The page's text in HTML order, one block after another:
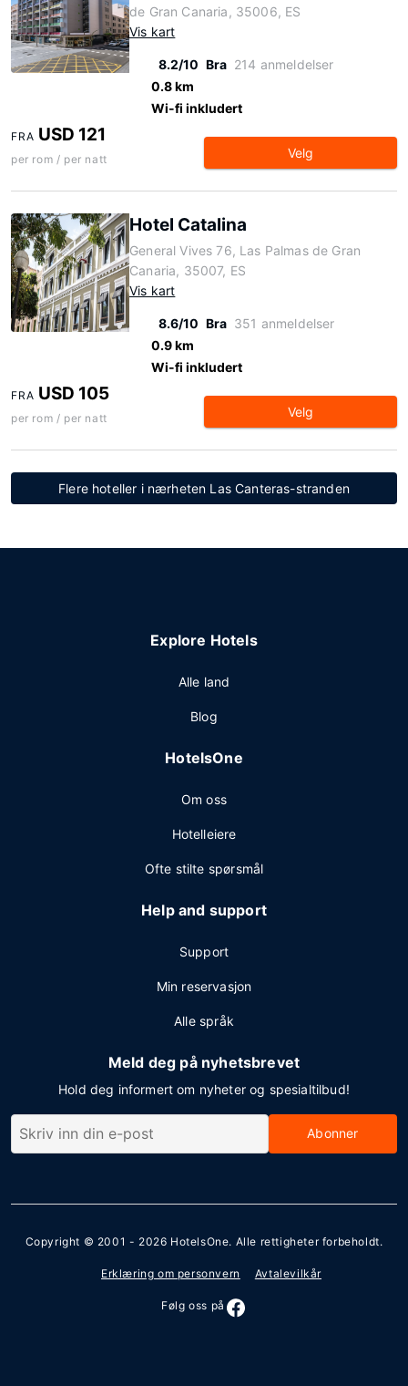
de Gran Canaria, 35006, ES
Vis kart
8.2/10 Bra 214 anmeldelser
0.8 km
Wi-fi inkludert
FRA USD 121
per rom / per natt Velg
Hotel Catalina
General Vives 76, Las Palmas de Gran
Canaria, 35007, ES
Vis kart
8.6/10 Bra 351 anmeldelser
0.9 km
Wi-fi inkludert
FRA USD 105
per rom / per natt Velg
Flere hoteller i nærheten Las Canteras-stranden
Explore Hotels
Alle land
Blog
HotelsOne
Om oss
Hotelleiere
Ofte stilte spørsmål
Help and support
Support
Min reservasjon
Alle språk
Meld deg på nyhetsbrevet
Hold deg informert om nyheter og spesialtilbud!
Abonner
Copyright © 2001 - 2026 HotelsOne. Alle rettigheter forbeholdt.
Erklæring om personvern Avtalevilkår
Følg oss på